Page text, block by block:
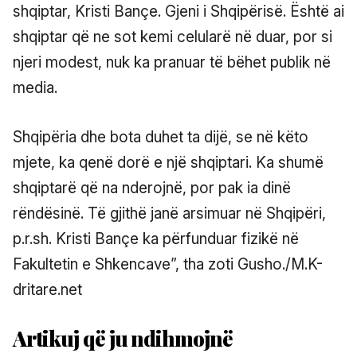
shqiptar, Kristi Bançe. Gjeni i Shqipërisë. Është ai
shqiptar që ne sot kemi celularë në duar, por si
njeri modest, nuk ka pranuar të bëhet publik në
media.
Shqipëria dhe bota duhet ta dijë, se në këto
mjete, ka qenë dorë e një shqiptari. Ka shumë
shqiptarë që na nderojnë, por pak ia dinë
rëndësinë. Të gjithë janë arsimuar në Shqipëri,
p.r.sh. Kristi Bançe ka përfunduar fizikë në
Fakultetin e Shkencave”, tha zoti Gusho./M.K-
dritare.net